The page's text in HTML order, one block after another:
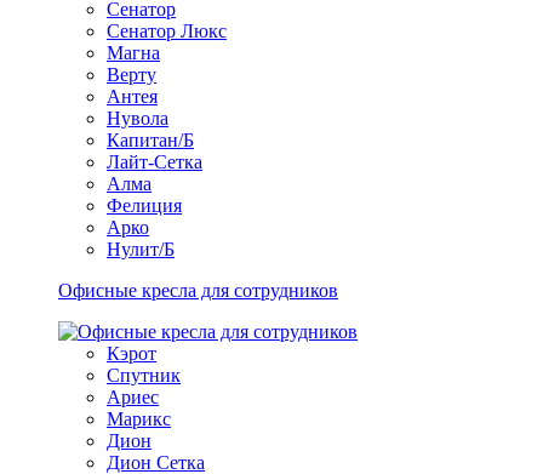
Сенатор
Сенатор Люкс
Магна
Верту
Антея
Нувола
Капитан/Б
Лайт-Сетка
Алма
Фелиция
Арко
Нулит/Б
Офисные кресла для сотрудников
Кэрот
Спутник
Ариес
Марикс
Дион
Дион Сетка